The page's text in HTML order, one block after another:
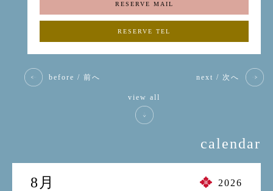
RESERVE MAIL
RESERVE TEL
before / 前へ next / 次へ
view all
calendar
8月 2026